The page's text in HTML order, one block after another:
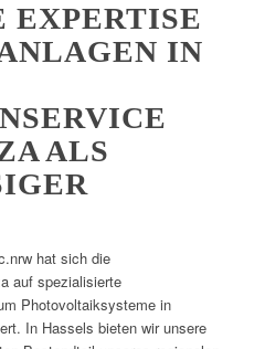
EXPERTISE
IN
ALS
hat sich die
auf spezialisierte
Photovoltaiksysteme in
In Hassels bieten wir unsere